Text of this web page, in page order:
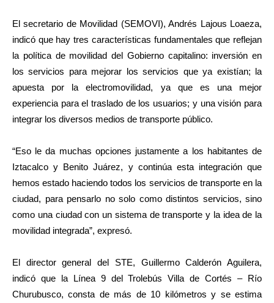
El secretario de Movilidad (SEMOVI), Andrés Lajous Loaeza,
indicó que hay tres características fundamentales que reflejan
la política de movilidad del Gobierno capitalino: inversión en
los servicios para mejorar los servicios que ya existían; la
apuesta por la electromovilidad, ya que es una mejor
experiencia para el traslado de los usuarios; y una visión para
integrar los diversos medios de transporte público.
“Eso le da muchas opciones justamente a los habitantes de
Iztacalco y Benito Juárez, y continúa esta integración que
hemos estado haciendo todos los servicios de transporte en la
ciudad, para pensarlo no solo como distintos servicios, sino
como una ciudad con un sistema de transporte y la idea de la
movilidad integrada”, expresó.
El director general del STE, Guillermo Calderón Aguilera,
indicó que la Línea 9 del Trolebús Villa de Cortés – Río
Churubusco, consta de más de 10 kilómetros y se estima